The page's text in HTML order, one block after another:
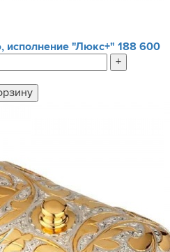
исполнение "Люкс+" 188 600
+